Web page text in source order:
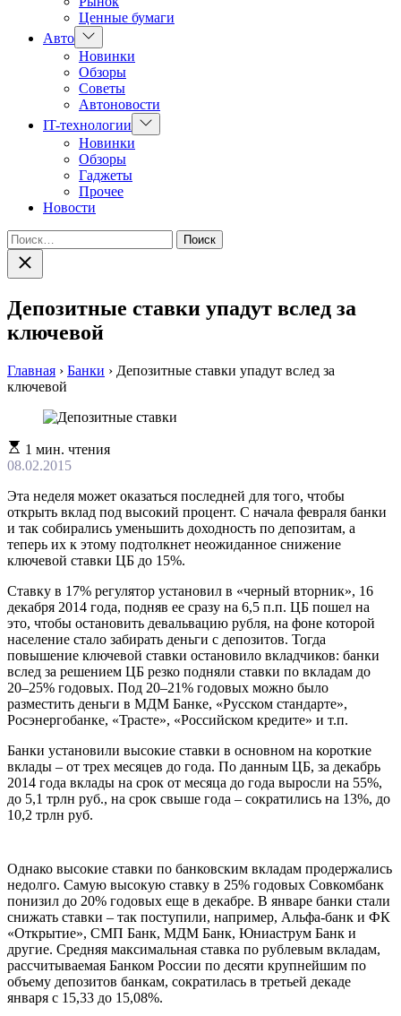
Ценные бумаги
Авто Показать
подменю
Новинки
Обзоры
Советы
Автоновости
IT-технологии
Показать
подменю
Новинки
Обзоры
Гаджеты
Прочее
Новости
Найти:
Закрыть
поиск
Депозитные ставки упадут вслед за
ключевой
Главная › Банки › Депозитные ставки упадут вслед за
ключевой
Расчетное
время
1 мин. чтения
08.02.2015
Эта неделя может оказаться последней для того, чтобы
открыть вклад под высокий процент. С начала февраля банки
и так собирались уменьшить доходность по депозитам, а
теперь их к этому подтолкнет неожиданное снижение
ключевой ставки ЦБ до 15%.
Ставку в 17% регулятор установил в «черный вторник», 16
декабря 2014 года, подняв ее сразу на 6,5 п.п. ЦБ пошел на
это, чтобы остановить девальвацию рубля, на фоне которой
население стало забирать деньги с депозитов. Тогда
повышение ключевой ставки остановило вкладчиков: банки
вслед за решением ЦБ резко подняли ставки по вкладам до
20–25% годовых. Под 20–21% годовых можно было
разместить деньги в МДМ Банке, «Русском стандарте»,
Росэнергобанке, «Трасте», «Российском кредите» и т.п.
Банки установили высокие ставки в основном на короткие
вклады – от трех месяцев до года. По данным ЦБ, за декабрь
2014 года вклады на срок от месяца до года выросли на 55%,
до 5,1 трлн руб., на срок свыше года – сократились на 13%, до
10,2 трлн руб.
Однако высокие ставки по банковским вкладам продержались
недолго. Самую высокую ставку в 25% годовых Совкомбанк
понизил до 20% годовых еще в декабре. В январе банки стали
снижать ставки – так поступили, например, Альфа-банк и ФК
«Открытие», СМП Банк, МДМ Банк, Юниаструм Банк и
другие. Средняя максимальная ставка по рублевым вкладам,
рассчитываемая Банком России по десяти крупнейшим по
объему депозитов банкам, сократилась в третьей декаде
января с 15,33 до 15,08%.